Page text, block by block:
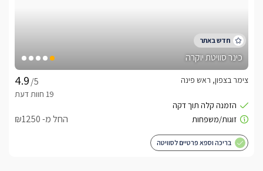
כינר סוויטת יוקרה
/5
צימר בצפון, ראש פינה
החל מ- ₪1250
בריכה וספא פרטיים לסוויטה